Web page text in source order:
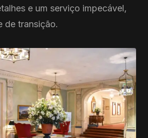
e um serviço impecável,
de transição.